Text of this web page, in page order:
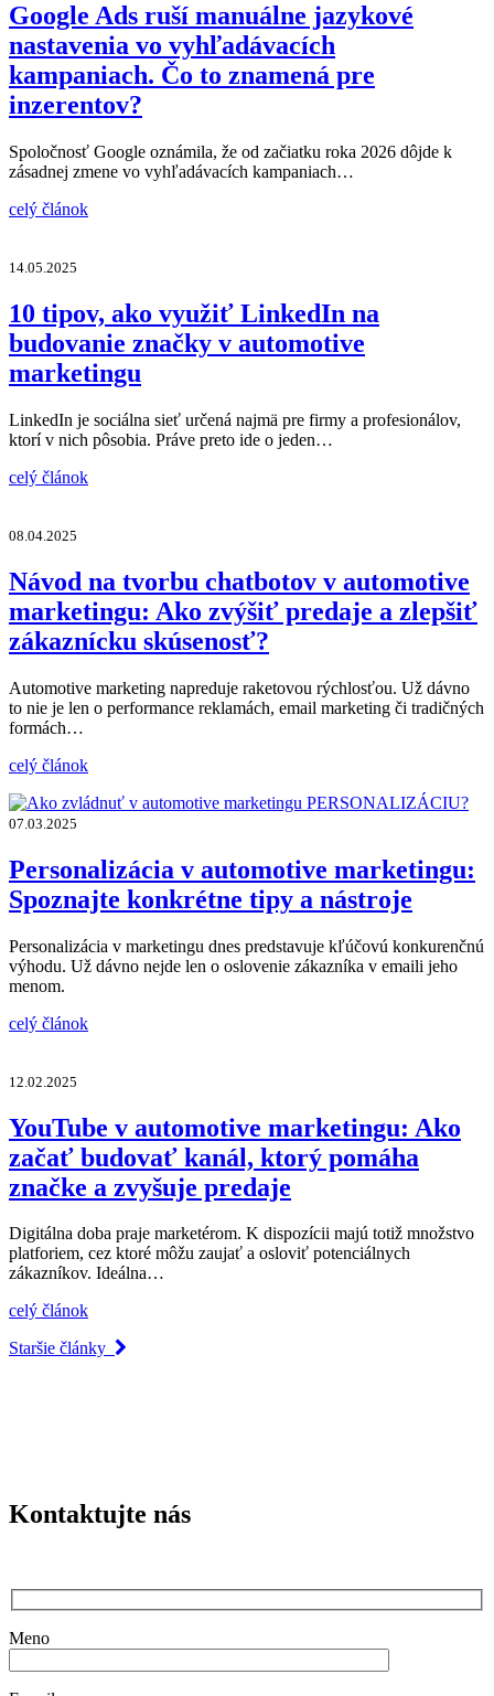
Google Ads ruší manuálne jazykové
nastavenia vo vyhľadávacích
kampaniach. Čo to znamená pre
inzerentov?
Spoločnosť Google oznámila, že od začiatku roka 2026 dôjde k
zásadnej zmene vo vyhľadávacích kampaniach…
celý článok
14.05.2025
10 tipov, ako využiť LinkedIn na
budovanie značky v automotive
marketingu
LinkedIn je sociálna sieť určená najmä pre firmy a profesionálov,
ktorí v nich pôsobia. Práve preto ide o jeden…
celý článok
08.04.2025
Návod na tvorbu chatbotov v automotive
marketingu: Ako zvýšiť predaje a zlepšiť
zákaznícku skúsenosť?
Automotive marketing napreduje raketovou rýchlosťou. Už dávno
to nie je len o performance reklamách, email marketing či tradičných
formách…
celý článok
07.03.2025
Personalizácia v automotive marketingu:
Spoznajte konkrétne tipy a nástroje
Personalizácia v marketingu dnes predstavuje kľúčovú konkurenčnú
výhodu. Už dávno nejde len o oslovenie zákazníka v emaili jeho
menom.
celý článok
12.02.2025
YouTube v automotive marketingu: Ako
začať budovať kanál, ktorý pomáha
značke a zvyšuje predaje
Digitálna doba praje marketérom. K dispozícii majú totiž množstvo
platforiem, cez ktoré môžu zaujať a osloviť potenciálnych
zákazníkov. Ideálna…
celý článok
Staršie články
Kontaktujte nás
Meno